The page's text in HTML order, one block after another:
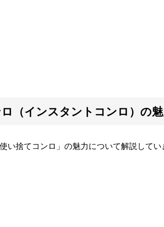
（インスタントコンロ）の
い捨てコンロ」の魅力について解説してい